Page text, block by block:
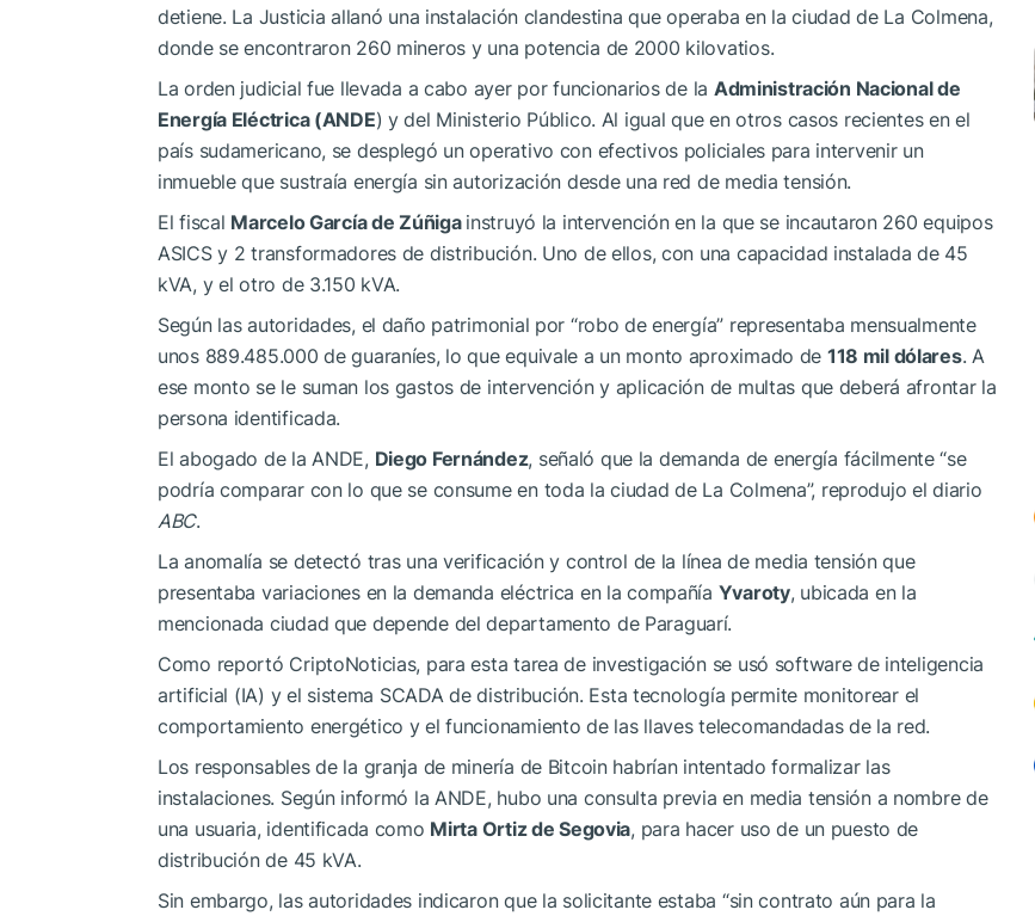
detiene. La Justicia allanó una instalación clandestina que operaba en la ciudad de La Colmena,
donde se encontraron 260 mineros y una potencia de 2000 kilovatios.
La orden judicial fue llevada a cabo ayer por funcionarios de la Administración Nacional de
Energía Eléctrica (ANDE) y del Ministerio Público. Al igual que en otros casos recientes en el
país sudamericano, se desplegó un operativo con efectivos policiales para intervenir un
inmueble que sustraía energía sin autorización desde una red de media tensión.
El fiscal Marcelo García de Zúñiga instruyó la intervención en la que se incautaron 260 equipos
ASICS y 2 transformadores de distribución. Uno de ellos, con una capacidad instalada de 45
kVA, y el otro de 3.150 kVA.
Según las autoridades, el daño patrimonial por “robo de energía” representaba mensualmente
unos 889.485.000 de guaraníes, lo que equivale a un monto aproximado de 118 mil dólares. A
ese monto se le suman los gastos de intervención y aplicación de multas que deberá afrontar la
persona identificada.
El abogado de la ANDE, Diego Fernández, señaló que la demanda de energía fácilmente “se
podría comparar con lo que se consume en toda la ciudad de La Colmena”, reprodujo el diario
ABC.
La anomalía se detectó tras una verificación y control de la línea de media tensión que
presentaba variaciones en la demanda eléctrica en la compañía Yvaroty, ubicada en la
mencionada ciudad que depende del departamento de Paraguarí.
Como reportó CriptoNoticias, para esta tarea de investigación se usó software de inteligencia
artificial (IA) y el sistema SCADA de distribución. Esta tecnología permite monitorear el
comportamiento energético y el funcionamiento de las llaves telecomandadas de la red.
Los responsables de la granja de minería de Bitcoin habrían intentado formalizar las
instalaciones. Según informó la ANDE, hubo una consulta previa en media tensión a nombre de
una usuaria, identificada como Mirta Ortiz de Segovia, para hacer uso de un puesto de
distribución de 45 kVA.
Sin embargo, las autoridades indicaron que la solicitante estaba “sin contrato aún para la